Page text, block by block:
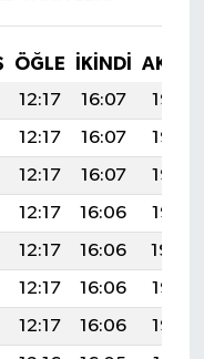
ÖĞLE İKINDI
12:17 16:07
19:27
12:17 16:07
19:26
12:17 16:07
19:26
12:17 16:06
19:25
12:17 16:06
19:24
12:17 16:06
19:23
12:17 16:06
19:22